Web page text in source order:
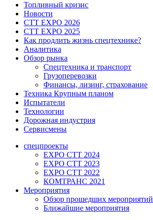
Топливный кризис
Новости
CTT EXPO 2026
CTT EXPO 2025
Как продлить жизнь спецтехнике?
Аналитика
Обзор рынка
Спецтехника и транспорт
Грузоперевозки
Финансы, лизинг, страхование
Техника Крупным планом
Испытатели
Технологии
Дорожная индустрия
Сервисмены
спецпроекты
EXPO CTT 2024
EXPO CTT 2023
EXPO CTT 2022
КОМТРАНС 2021
Мероприятия
Обзор прошедших мероприятий
Ближайшие мероприятия